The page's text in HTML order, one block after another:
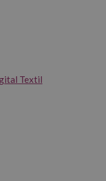
Textil